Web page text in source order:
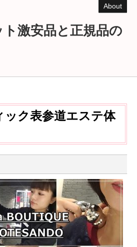
About
激安品と正規品の
ック表参道エステ体